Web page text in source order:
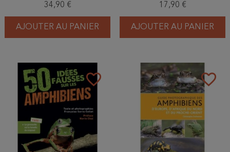
34,90 €
AJOUTER AU PANIER
17,90 €
AJOUTER AU PANIER
favorite_border favorite_border